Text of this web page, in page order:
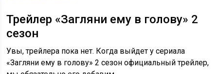
Трейлер «Загляни ему в голову» 2
сезон
Увы, трейлера пока нет. Когда выйдет у сериала
«Загляни ему в голову» 2 сезон официальный трейлер,